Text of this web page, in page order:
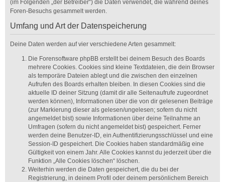
(im Folgenden „der Betreiber“) die Daten verwendet, die während deines
Foren-Besuchs gesammelt werden.
Umfang und Art der Datenspeicherung
Deine Daten werden auf vier verschiedene Arten gesammelt:
Die Forensoftware phpBB erstellt bei deinem Besuch des Boards
mehrere Cookies. Cookies sind kleine Textdateien, die dein Browser
als temporäre Dateien ablegt und die zwischen den einzelnen
Aufrufen des Boards erhalten bleiben. In diesen Cookies sind die
aktuelle ID deiner Sitzung (damit dir alle Seitenaufrufe zugeordnet
werden können), Informationen über die von dir gelesenen Beiträge
(zur Markierung dieser als gelesen/ungelesen; sofern du nicht
angemeldet bist) sowie Informationen über deine Teilnahme an
Umfragen (sofern du nicht angemeldet bist) gespeichert. Ferner
werden deine Benutzer-ID, ein Authentifizierungsschlüssel und eine
Session-ID gespeichert. Die Cookies haben standardmäßig eine
Gültigkeit von einem Jahr. Alle Cookies kannst du jederzeit über die
Funktion „Alle Cookies löschen“ löschen.
Weiterhin werden die Daten gespeichert, die du bei der
Registrierung, in deinem Profil oder deinem persönlichem Bereich